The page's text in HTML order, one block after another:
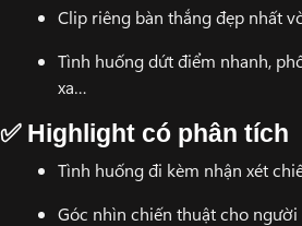
Clip riêng bàn thắng đẹp nhất
Tình huống dứt điểm nhanh,
xa…
✅ Highlight có phân tích
Tình huống đi kèm nhận xét
Góc nhìn chiến thuật cho người